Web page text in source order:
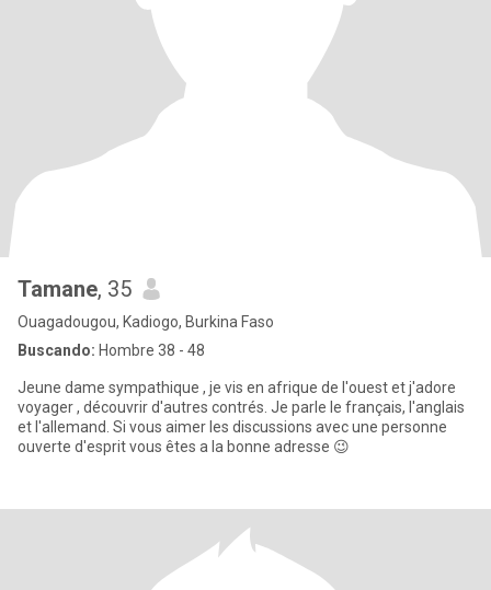
Tamane, 35
Ouagadougou, Kadiogo, Burkina Faso
Buscando: Hombre 38 - 48
Jeune dame sympathique , je vis en afrique de l'ouest et j'adore
voyager , découvrir d'autres contrés. Je parle le français, l'anglais
et l'allemand. Si vous aimer les discussions avec une personne
ouverte d'esprit vous êtes a la bonne adresse 😉